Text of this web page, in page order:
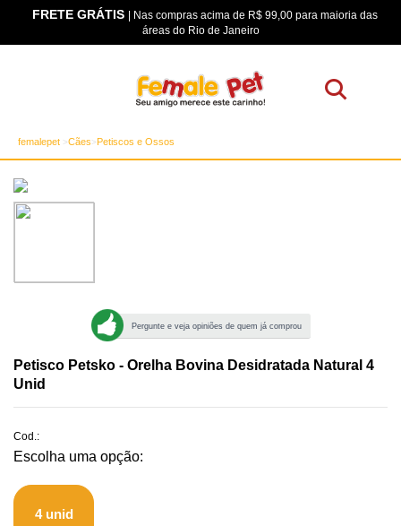
FRETE GRÁTIS | Nas compras acima de R$ 99,00 para maioria das
áreas do Rio de Janeiro
femalepet Cães Petiscos e Ossos
Pergunte e veja opiniões de quem já comprou
Petisco Petsko - Orelha Bovina Desidratada Natural 4
Unid
Cod.:
4 unid